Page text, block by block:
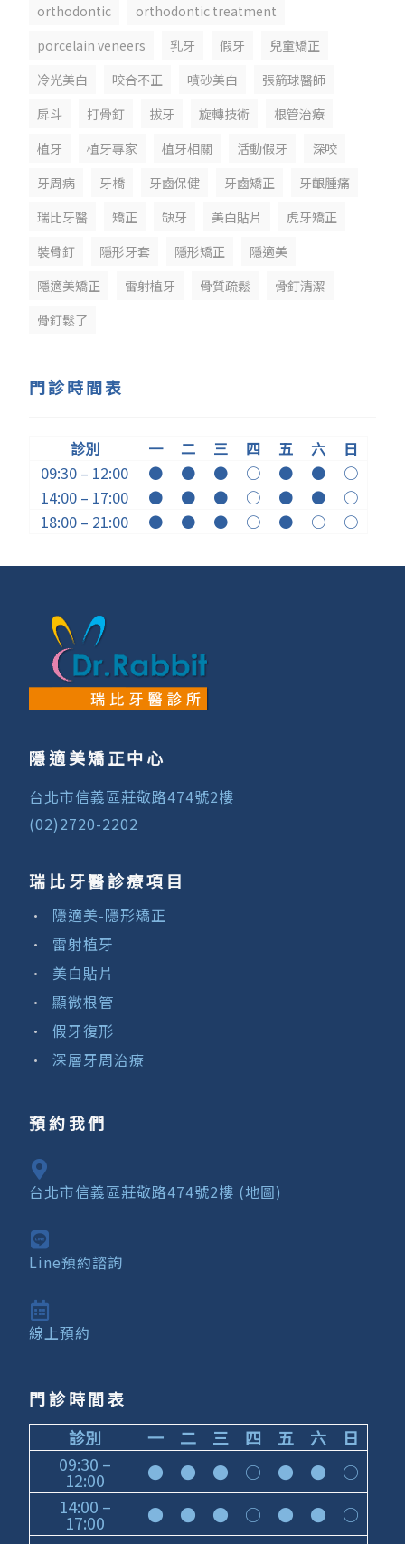
orthodontic
orthodontic treatment
porcelain veneers
乳牙 假牙
兒童矯正
冷光美白
咬合不正 噴砂美白
張箭球醫師
戽斗
打骨釘 拔牙 旋轉技術
根管治療
植牙
植牙專家 植牙相關 活動假牙
深咬
牙周病
牙橋 牙齒保健 牙齒矯正
牙齦腫痛
瑞比牙醫
矯正 缺牙 美白貼片
虎牙矯正
裝骨釘
隱形牙套 隱形矯正
隱適美
隱適美矯正
雷射植牙 骨質疏鬆
骨釘清潔
骨釘鬆了
門診時間表
診別 一 二 三 四 五 六
日
09:30 – 12:00
● ● ● ○ ● ●
○
14:00 – 17:00
● ● ● ○ ● ●
○
18:00 – 21:00
● ● ● ○ ● ○ ○
隱適美矯正中心
台北市信義區莊敬路474號2樓
(02)2720-2202
瑞比牙醫診療項目
隱適美-隱形矯正
雷射植牙
美白貼片
顯微根管
假牙復形
深層牙周治療
預約我們
台北市信義區莊敬路474號2樓 (地圖)
Line預約諮詢
線上預約
門診時間表
診別
一 二 三 四 五 六
日
09:30 –
12:00 ● ● ● ○ ● ●
○
14:00 –
17:00 ● ● ● ○ ● ●
○